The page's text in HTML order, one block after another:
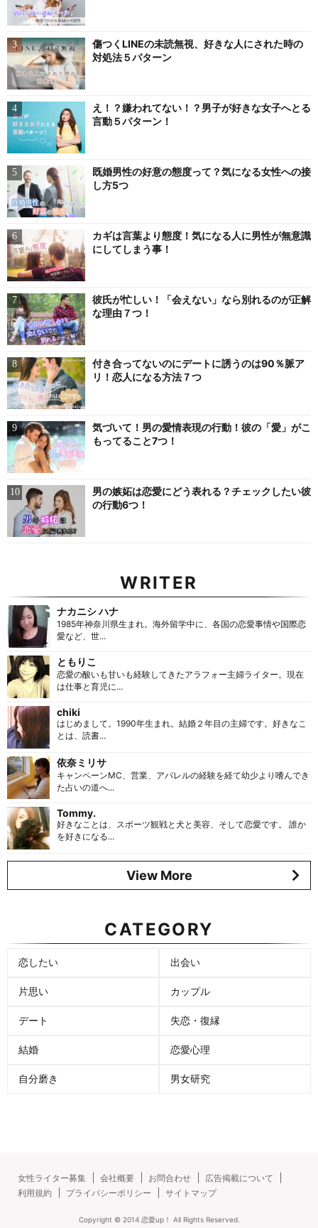
傷つくLINEの未読無視、好きな人にされた時の
対処法５パターン
え！？嫌われてない！？男子が好きな女子へとる
言動５パターン！
既婚男性の好意の態度って？気になる女性への接
し方5つ
カギは言葉より態度！気になる人に男性が無意識
にしてしまう事！
彼氏が忙しい！「会えない」なら別れるのが正解
な理由７つ！
付き合ってないのにデートに誘うのは90％脈ア
リ！恋人になる方法７つ
気づいて！男の愛情表現の行動！彼の「愛」がこ
もってること7つ！
男の嫉妬は恋愛にどう表れる？チェックしたい彼
の行動6つ！
WRITER
ナカニシ ハナ
1985年神奈川県生まれ。海外留学中に、各国の恋愛事情や国際恋
愛など、世...
ともりこ
恋愛の酸いも甘いも経験してきたアラフォー主婦ライター。現在
は仕事と育児に...
chiki
はじめまして。1990年生まれ。結婚２年目の主婦です。好きなこ
とは、読書...
依奈ミリサ
キャンペーンMC、営業、アパレルの経験を経て幼少より嗜んでき
た占いの道へ...
Tommy.
好きなことは、スポーツ観戦と犬と美容、そして恋愛です。 誰か
を好きになる...
View More
CATEGORY
恋したい 出会い
片思い カップル
デート 失恋・復縁
結婚 恋愛心理
自分磨き 男女研究
女性ライター募集 会社概要 お問合わせ
広告掲載について
利用規約
プライバシーポリシー サイトマップ
Copyright © 2014 恋愛up！ All Rights Reserved.